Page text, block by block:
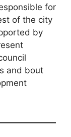
for
of the city
by
and bout